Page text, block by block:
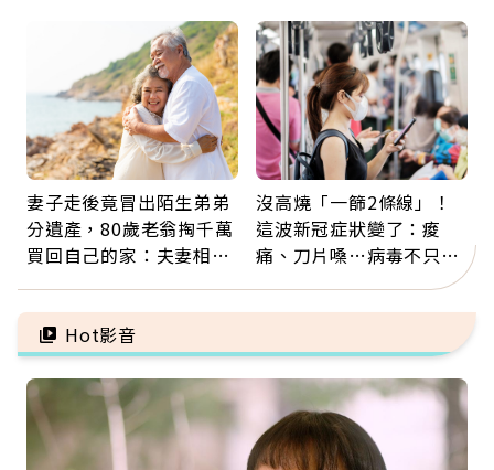
注意
妻子走後竟冒出陌生弟弟
分遺產，80歲老翁掏千萬
買回自己的家：夫妻相守
沒高燒「一篩2條線」！
這波新冠症狀變了：痠
痛、刀片嗓…病毒不只攻
肺，三高族恐引發全身血
管發炎
Hot影音